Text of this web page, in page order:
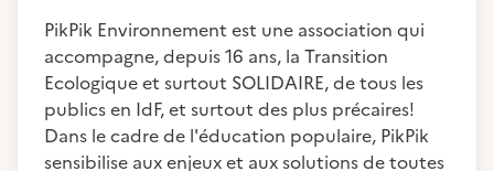
PikPik Environnement est une association qui
accompagne, depuis 16 ans, la Transition
Ecologique et surtout SOLIDAIRE, de tous les
publics en IdF, et surtout des plus précaires!
Dans le cadre de l'éducation populaire, PikPik
sensibilise aux enjeux et aux solutions de toutes